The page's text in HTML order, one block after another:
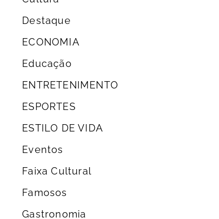
Destaque
ECONOMIA
Educação
ENTRETENIMENTO
ESPORTES
ESTILO DE VIDA
Eventos
Faixa Cultural
Famosos
Gastronomia